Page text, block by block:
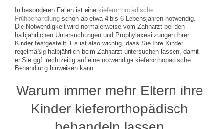
In besonderen Fällen ist eine kieferorthopädische
Frühbehandlung schon ab etwa 4 bis 6 Lebensjahren notwendig.
Die Notwendigkeit wird normalerweise vom Zahnarzt bei den
halbjährlichen Untersuchungen und Prophylaxesitzungen Ihrer
Kinder festgestellt. Es ist also wichtig, dass Sie Ihre Kinder
regelmäßig halbjährlich beim Zahnarzt untersuchen lassen, damit
er Sie ggf. rechtzeitig auf eine notwendige kieferorthopädische
Behandlung hinweisen kann.
Warum immer mehr Eltern ihre
Kinder kieferorthopädisch